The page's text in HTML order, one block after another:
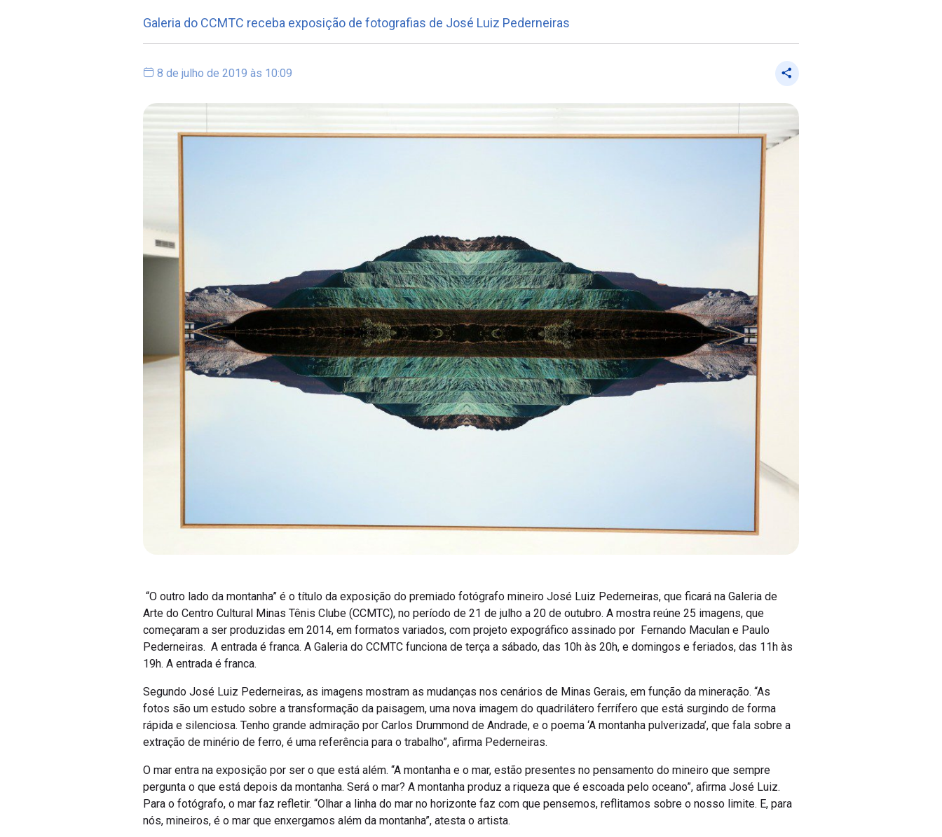
Galeria do CCMTC receba exposição de fotografias de José Luiz Pederneiras
8 de julho de 2019 às 10:09
“O outro lado da montanha” é o título da exposição do premiado fotógrafo mineiro José Luiz Pederneiras, que ficará na Galeria de
Arte do Centro Cultural Minas Tênis Clube (CCMTC), no período de 21 de julho a 20 de outubro. A mostra reúne 25 imagens, que
começaram a ser produzidas em 2014, em formatos variados, com projeto expográfico assinado por Fernando Maculan e Paulo
Pederneiras. A entrada é franca. A Galeria do CCMTC funciona de terça a sábado, das 10h às 20h, e domingos e feriados, das 11h às
19h. A entrada é franca.
Segundo José Luiz Pederneiras, as imagens mostram as mudanças nos cenários de Minas Gerais, em função da mineração. “As
fotos são um estudo sobre a transformação da paisagem, uma nova imagem do quadrilátero ferrífero que está surgindo de forma
rápida e silenciosa. Tenho grande admiração por Carlos Drummond de Andrade, e o poema ‘A montanha pulverizada’, que fala sobre a
extração de minério de ferro, é uma referência para o trabalho”, afirma Pederneiras.
O mar entra na exposição por ser o que está além. “A montanha e o mar, estão presentes no pensamento do mineiro que sempre
pergunta o que está depois da montanha. Será o mar? A montanha produz a riqueza que é escoada pelo oceano”, afirma José Luiz.
Para o fotógrafo, o mar faz refletir. “Olhar a linha do mar no horizonte faz com que pensemos, reflitamos sobre o nosso limite. E, para
nós, mineiros, é o mar que enxergamos além da montanha”, atesta o artista.